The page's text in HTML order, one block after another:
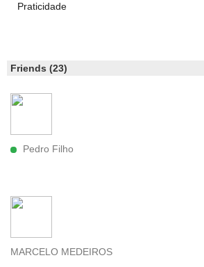
Praticidade
Friends (23)
Pedro Filho
MARCELO MEDEIROS